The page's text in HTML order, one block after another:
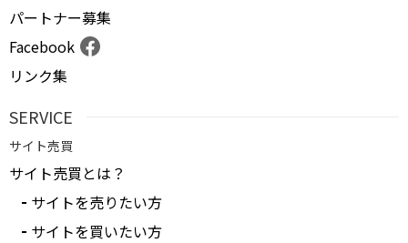
パートナー募集
Facebook
リンク集
SERVICE
サイト売買
サイト売買とは？
サイトを売りたい方
サイトを買いたい方